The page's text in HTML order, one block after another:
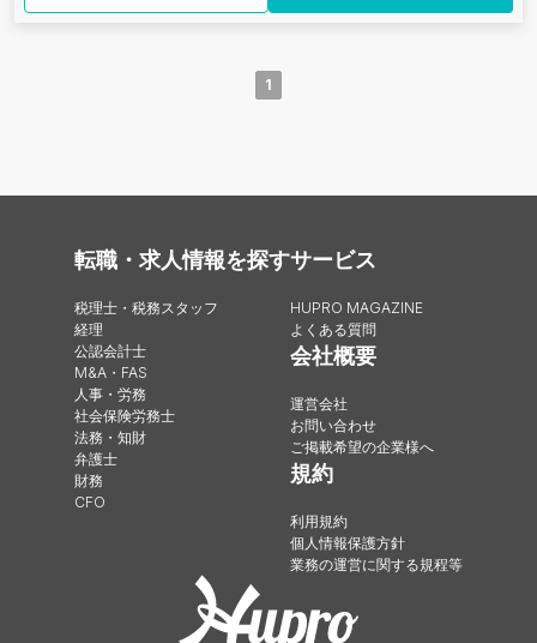
1
転職・求人情報を探す
税理士・税務スタッフ
経理
公認会計士
M&A・FAS
人事・労務
社会保険労務士
法務・知財
弁護士
財務
CFO
サービス
HUPRO MAGAZINE
よくある質問
会社概要
運営会社
お問い合わせ
ご掲載希望の企業様へ
規約
利用規約
個人情報保護方針
業務の運営に関する規程等